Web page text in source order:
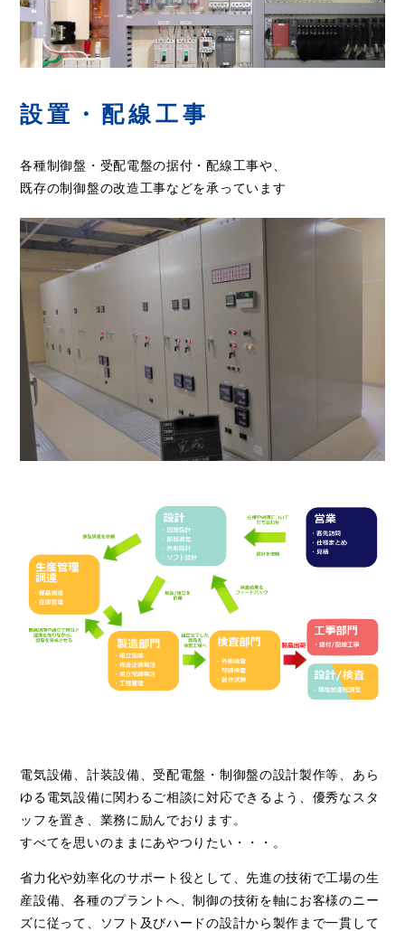
設置・配線工事
各種制御盤・受配電盤の据付・配線工事や、
既存の制御盤の改造工事などを承っています
電気設備、計装設備、受配電盤・制御盤の設計製作等、あら
ゆる電気設備に関わるご相談に対応できるよう、優秀なスタ
ッフを置き、業務に励んでおります。
すべてを思いのままにあやつりたい・・・。
省力化や効率化のサポート役として、先進の技術で工場の生
産設備、各種のプラントへ、制御の技術を軸にお客様のニー
ズに従って、ソフト及びハードの設計から製作まで一貫して